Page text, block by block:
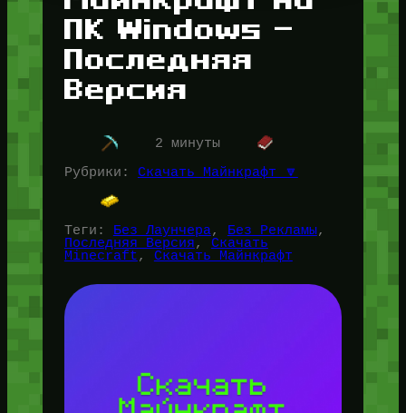
ПК Windows —
Последняя
Версия
2 минуты
Рубрики: Скачать Майнкрафт 🔽
Теги: Без Лаунчера, Без Рекламы
Последняя Версия, Скачать
Minecraft, Скачать Майнкрафт